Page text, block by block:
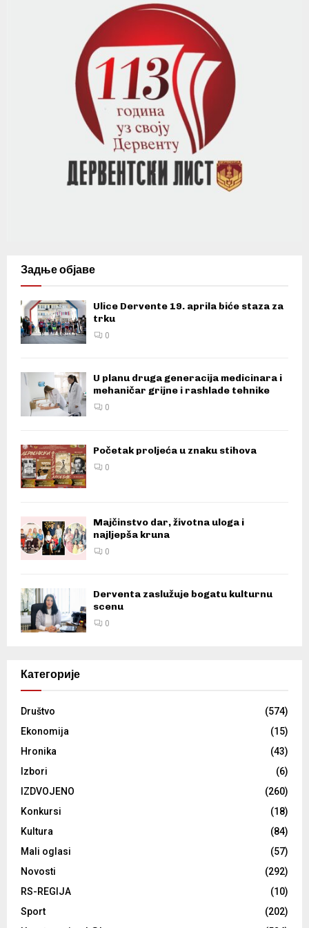
Задње објаве
Ulice Dervente 19. aprila biće staza za
trku
0
U planu druga generacija medicinara i
mehaničar grijne i rashlade tehnike
0
Početak proljeća u znaku stihova
0
Majčinstvo dar, životna uloga i
najljepša kruna
0
Derventa zaslužuje bogatu kulturnu
scenu
0
Категорије
Društvo
(574)
Ekonomija
(15)
Hronika
(43)
Izbori
(6)
IZDVOJENO
(260)
Konkursi
(18)
Kultura
(84)
Mali oglasi
(57)
Novosti
(292)
RS-REGIJA
(10)
Sport
(202)